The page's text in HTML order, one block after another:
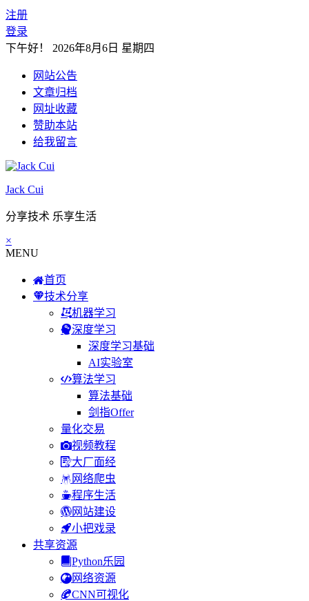
注册
登录
下午好！ 2026年8月6日 星期四
网站公告
文章归档
网址收藏
赞助本站
给我留言
Jack Cui
分享技术 乐享生活
×
MENU
首页
技术分享
机器学习
深度学习
深度学习基础
AI实验室
算法学习
算法基础
剑指Offer
量化交易
视频教程
大厂面经
网络爬虫
程序生活
网站建设
小把戏录
共享资源
Python乐园
网络资源
CNN可视化